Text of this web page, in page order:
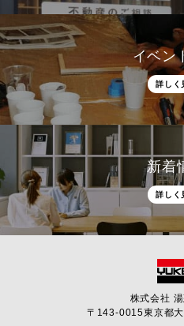
イベン
詳しく
新着
詳しく
株式会社
〒143-0015東京都